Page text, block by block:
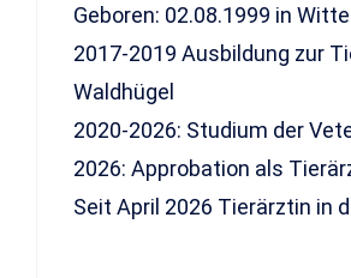
Geboren: 02.08.1999 in
2017-2019 Ausbildung zur
Waldhügel
2020-2026: Studium der
2026: Approbation als
Seit April 2026 Tierärztin in